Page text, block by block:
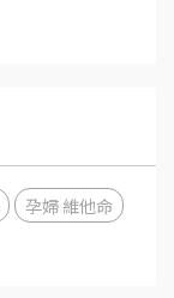
孕婦 維他命